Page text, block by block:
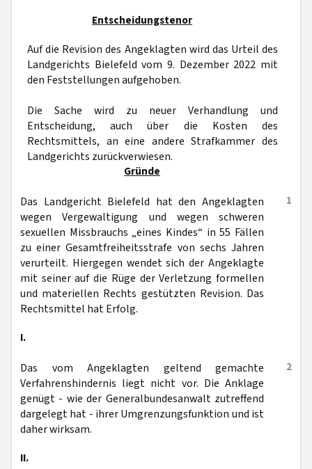
Entscheidungstenor
Auf die Revision des Angeklagten wird das Urteil des
Landgerichts Bielefeld vom 9. Dezember 2022 mit
den Feststellungen aufgehoben.
Die Sache wird zu neuer Verhandlung und
Entscheidung, auch über die Kosten des
Rechtsmittels, an eine andere Strafkammer des
Landgerichts zurückverwiesen.
Gründe
1
Das Landgericht Bielefeld hat den Angeklagten
wegen Vergewaltigung und wegen schweren
sexuellen Missbrauchs „eines Kindes“ in 55 Fällen
zu einer Gesamtfreiheitsstrafe von sechs Jahren
verurteilt. Hiergegen wendet sich der Angeklagte
mit seiner auf die Rüge der Verletzung formellen
und materiellen Rechts gestützten Revision. Das
Rechtsmittel hat Erfolg.
I.
2
Das vom Angeklagten geltend gemachte
Verfahrenshindernis liegt nicht vor. Die Anklage
genügt - wie der Generalbundesanwalt zutreffend
dargelegt hat - ihrer Umgrenzungsfunktion und ist
daher wirksam.
II.